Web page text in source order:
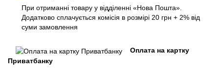
При отриманні товару у відділенні «Нова Пошта».
Додатково сплачується комісія в розмірі 20 грн + 2% від
суми замовлення
Оплата на картку
Приватбанку